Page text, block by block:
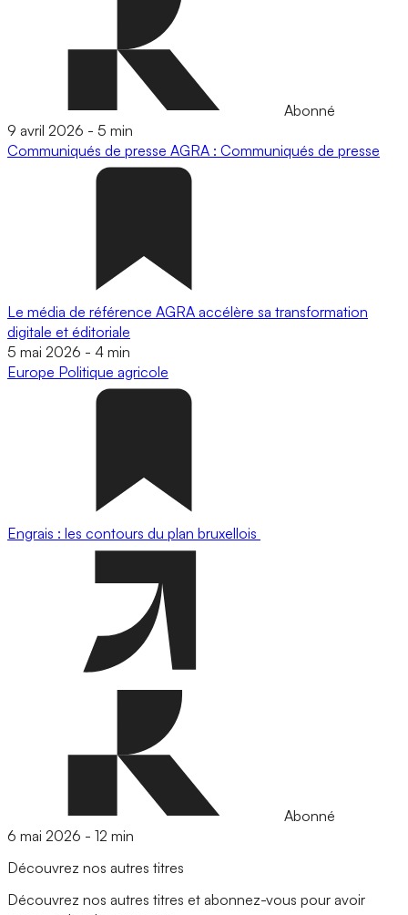
Abonné
9 avril 2026 - 5 min
Communiqués de presse AGRA : Communiqués de presse
Le média de référence AGRA accélère sa transformation
digitale et éditoriale
5 mai 2026 - 4 min
Europe Politique agricole
Engrais : les contours du plan bruxellois
Abonné
6 mai 2026 - 12 min
Découvrez nos autres titres
Découvrez nos autres titres et abonnez-vous pour avoir